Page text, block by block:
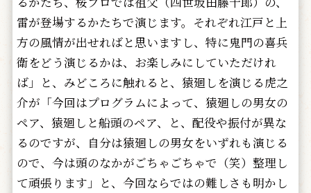
雷が登場するかたちで演じます。それぞれ江戸と上
方の風情が出せればと思いますし、特に鬼門の喜兵
衛をどう演じるかは、お楽しみにしていただけれ
ば」と、みどころに触れると、猿廻しを演じる虎之
介が「今回はプログラムによって、猿廻しの男女の
ペア、猿廻しと船頭のペア、と、配役や振付が異な
るのですが、自分は猿廻しの男女をいずれも演じる
ので、今は頭のなかがごちゃごちゃで（笑）整理し
て頑張ります」と、今回ならではの難しさも明かし